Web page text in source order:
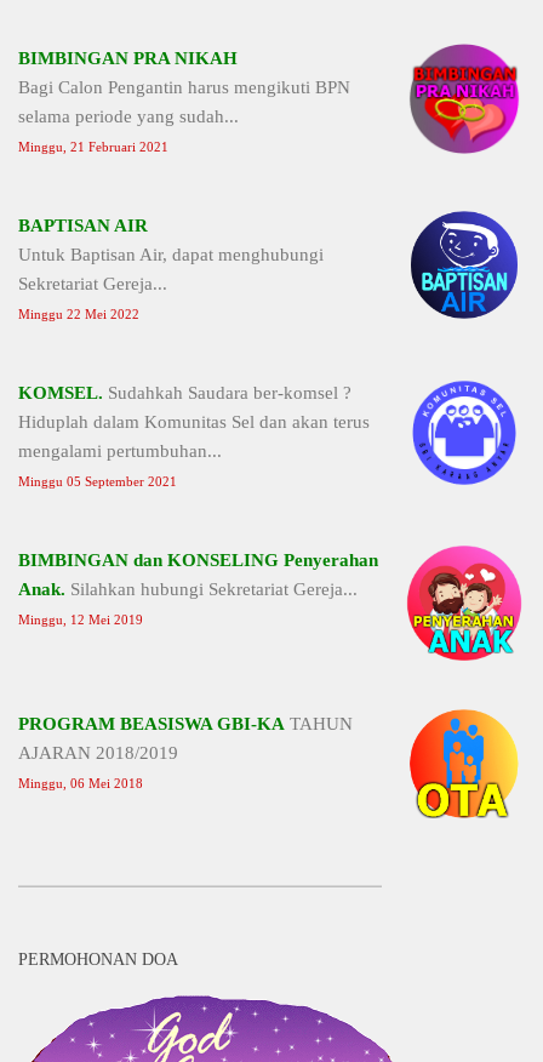
BIMBINGAN PRA NIKAH
Bagi Calon Pengantin harus mengikuti BPN
selama periode yang sudah...
Minggu, 21 Februari 2021
BAPTISAN AIR
Untuk Baptisan Air, dapat menghubungi
Sekretariat Gereja...
Minggu 22 Mei 2022
KOMSEL. Sudahkah Saudara ber-komsel ?
Hiduplah dalam Komunitas Sel dan akan terus
mengalami pertumbuhan...
Minggu 05 September 2021
BIMBINGAN dan KONSELING Penyerahan
Anak. Silahkan hubungi Sekretariat Gereja...
Minggu, 12 Mei 2019
PROGRAM BEASISWA GBI-KA TAHUN
AJARAN 2018/2019
Minggu, 06 Mei 2018
PERMOHONAN DOA